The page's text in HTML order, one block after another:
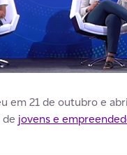
em 21 de outubro e
jovens e